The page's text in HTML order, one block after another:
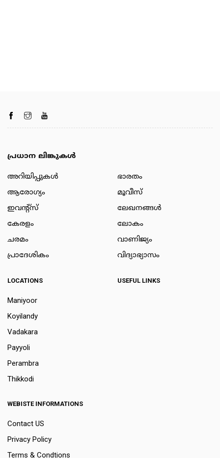
പ്രധാന ലിങ്കുകൾ
അറിയിപ്പുകള്‍
ആരോഗ്യം
ഇവന്റ്സ്
കേരളം
ചരമം
പ്രാദേശികം
ഭാരതം
മൂവീസ്
ലേഖനങ്ങള്‍
ലോകം
വാണിജ്യം
വിദ്യാഭ്യാസം
LOCATIONS
Maniyoor
Koyilandy
Vadakara
Payyoli
Perambra
Thikkodi
USEFUL LINKS
WEBISTE INFORMATIONS
Contact US
Privacy Policy
Terms & Condtions